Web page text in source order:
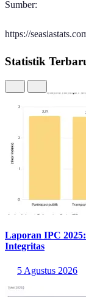
Sumber:
https://
Statistik
Laporan IPC
Integritas
5 Agustus 2026